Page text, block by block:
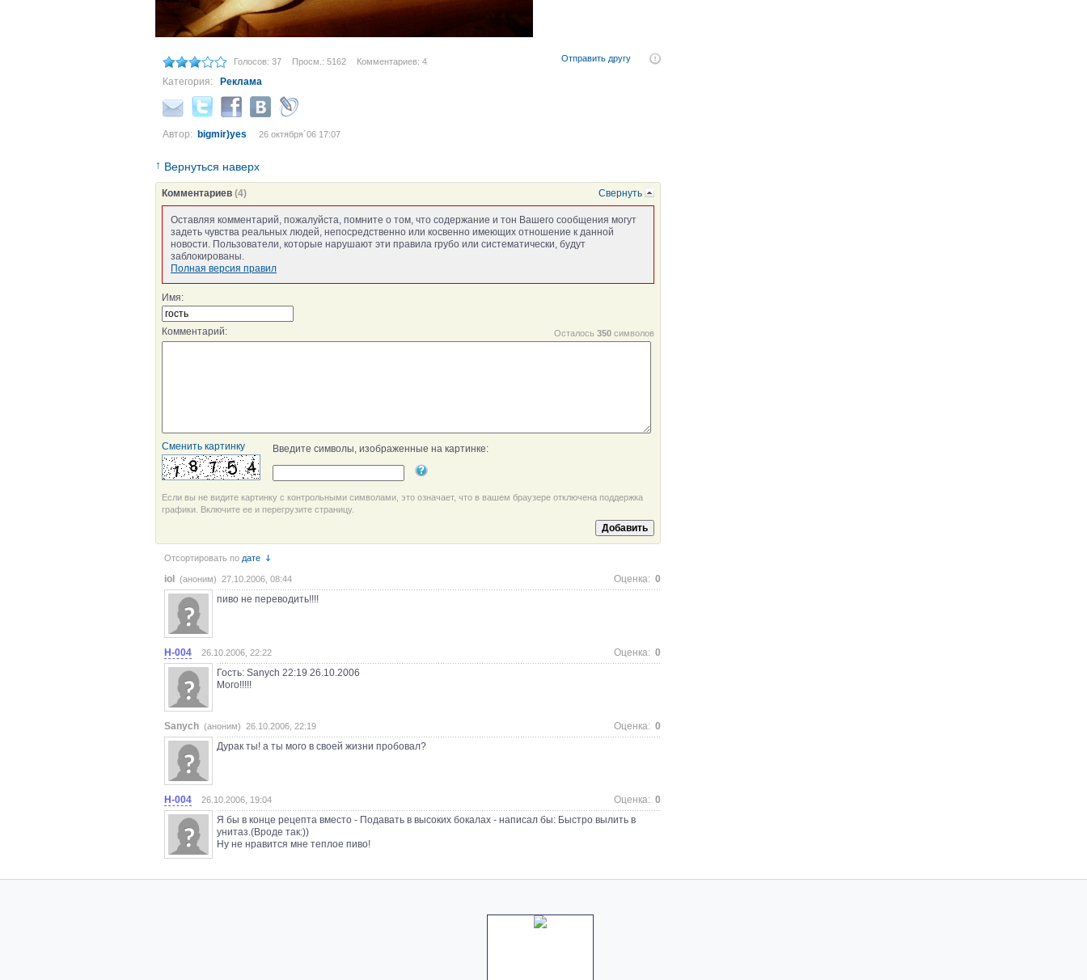
Голосов: 37 Просм.: 5162 Комментариев: 4 Отправить другу
Категория: Реклама
Автор: bigmir)yes 26 октября´06 17:07
↑ Вернуться наверх
Свернуть
Комментариев (4)
Оставляя комментарий, пожалуйста, помните о том, что содержание и тон Вашего сообщения могут
задеть чувства реальных людей, непосредственно или косвенно имеющих отношение к данной
новости. Пользователи, которые нарушают эти правила грубо или систематически, будут
заблокированы.
Полная версия правил
Имя:
Осталось 350 символов
Комментарий:
Сменить картинку Введите символы, изображенные на картинке:
Если вы не видите картинку с контрольными символами, это означает, что в вашем браузере отключена поддержка
графики. Включите ее и перегрузите страницу.
Отсортировать по дате
iol (аноним) 27.10.2006, 08:44 Оценка: 0
пиво не переводить!!!!
Н-004 26.10.2006, 22:22 Оценка: 0
Гость: Sanych 22:19 26.10.2006
Мого!!!!!
Sanych (аноним) 26.10.2006, 22:19 Оценка: 0
Дурак ты! а ты мого в своей жизни пробовал?
Н-004 26.10.2006, 19:04 Оценка: 0
Я бы в конце рецепта вместо - Подавать в высоких бокалах - написал бы: Быстро вылить в
унитаз.(Вроде так:))
Ну не нравится мне теплое пиво!